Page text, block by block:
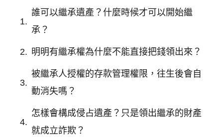
誰可以繼承遺產？什麼時候才可以開始繼
承？
明明有繼承權為什麼不能直接把錢領出來？
被繼承人授權的存款管理權限，往生後會自
動消失嗎？
怎樣會構成侵占遺產？只是領出繼承的財產
就成立詐欺？